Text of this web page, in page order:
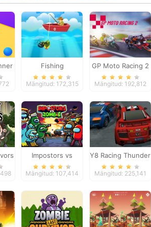
Fishing
Mängitud: 172,315
GP Moto Racing 2
Mängitud: 192,812
Impostors vs
Zombies: Survival
Mängitud: 107,414
Y8 Racing Thunder
Mängitud: 225,141